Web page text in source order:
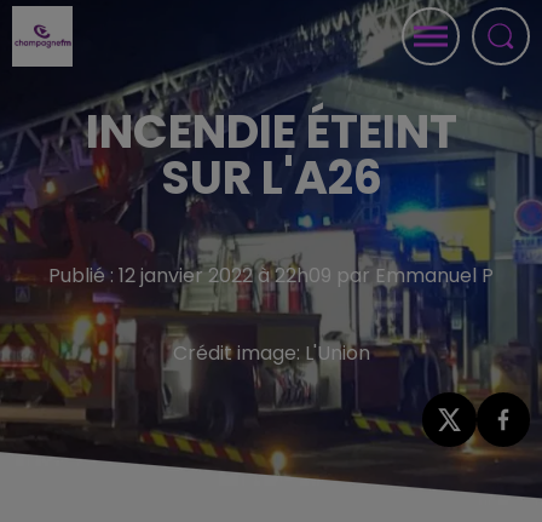
INCENDIE ÉTEINT
SUR L'A26
Publié : 12 janvier 2022 à 22h09 par Emmanuel P
Crédit image: L'Union